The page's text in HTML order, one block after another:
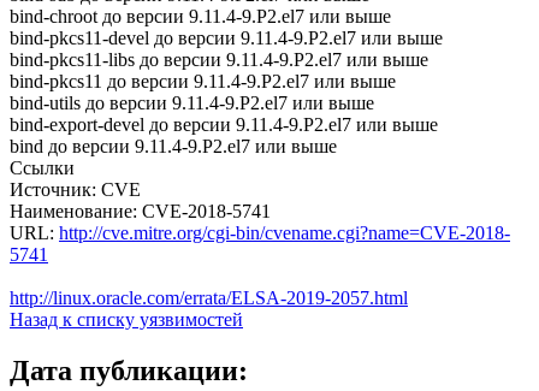
bind-chroot до версии 9.11.4-9.P2.el7 или выше
bind-pkcs11-devel до версии 9.11.4-9.P2.el7 или выше
bind-pkcs11-libs до версии 9.11.4-9.P2.el7 или выше
bind-pkcs11 до версии 9.11.4-9.P2.el7 или выше
bind-utils до версии 9.11.4-9.P2.el7 или выше
bind-export-devel до версии 9.11.4-9.P2.el7 или выше
bind до версии 9.11.4-9.P2.el7 или выше
Ссылки
Источник: CVE
Наименование: CVE-2018-5741
URL: http://cve.mitre.org/cgi-bin/cvename.cgi?name=CVE-2018-
5741
http://linux.oracle.com/errata/ELSA-2019-2057.html
Назад к списку уязвимостей
Дата публикации: